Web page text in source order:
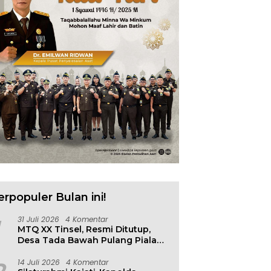
Bulan ini!
31 Juli 2026 4 Komentar
MTQ XX Tinsel, Resmi Ditutup,
Desa Tada Bawah Pulang Piala
14 Juli 2026 4 Komentar